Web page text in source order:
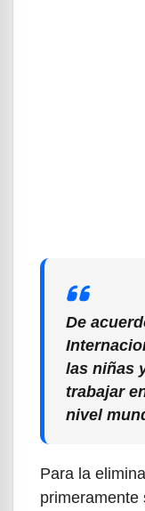
De
las niñas
trabajar
nivel
Para la
primeramente